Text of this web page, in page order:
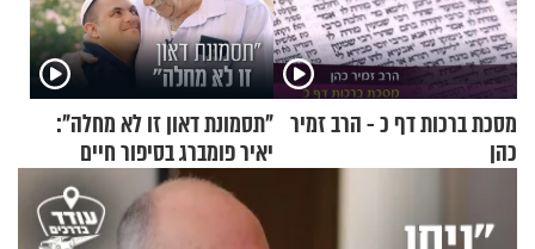
מסכת ברכות דף כ - הרב זמיר
כהן
"תסמונת דאון זו לא מחלה":
יאיר פומברג בסיפור חיים
מעורר השראה